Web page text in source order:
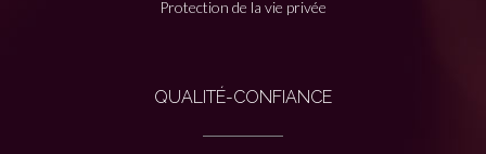
Protection de la vie privée
QUALITÉ-CONFIANCE